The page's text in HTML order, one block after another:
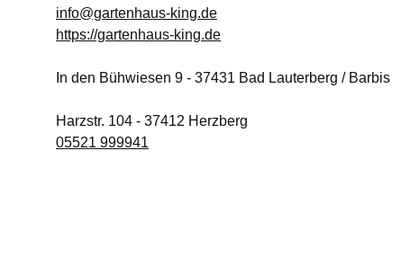
info@gartenhaus-king.de
https://gartenhaus-king.de
In den Bühwiesen 9 - 37431 Bad Lauterberg / Barbis
Harzstr. 104 - 37412 Herzberg
05521 999941